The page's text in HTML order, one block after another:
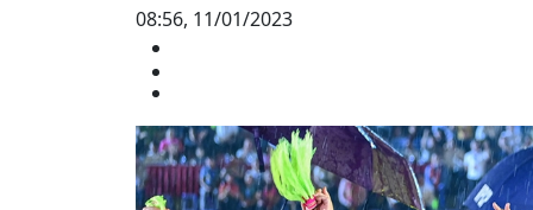
08:56, 11/01/2023